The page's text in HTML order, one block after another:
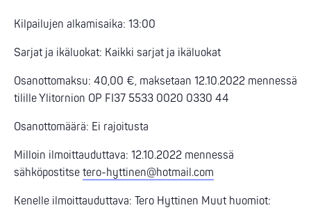
Kilpailujen alkamisaika: 13:00
Sarjat ja ikäluokat: Kaikki sarjat ja ikäluokat
Osanottomaksu: 40,00 €, maksetaan 12.10.2022 mennessä
tilille Ylitornion OP FI37 5533 0020 0330 44
Osanottomäärä: Ei rajoitusta
Milloin ilmoittauduttava: 12.10.2022 mennessä
sähköpostitse tero-hyttinen@hotmail.com
Kenelle ilmoittauduttava: Tero Hyttinen Muut huomiot: